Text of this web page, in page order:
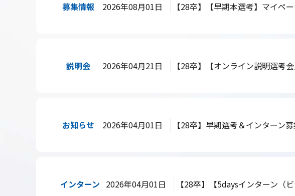
募集情報 2026年08月01日 【28卒】【早期本選考】マイペ
説明会 2026年04月21日 【28卒】【オンライン説明選考
お知らせ 2026年04月01日 【28卒】早期選考＆インターン
インターン 2026年04月01日 【28卒】【5daysインターン（